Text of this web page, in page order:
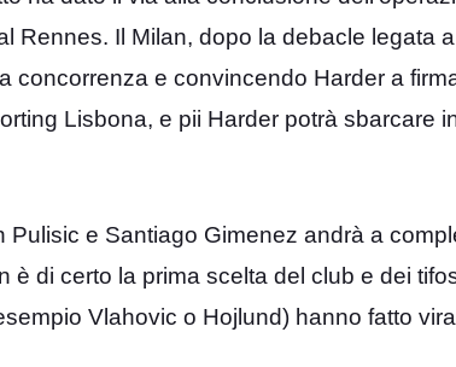
Rennes. Il Milan, dopo la debacle legata
concorrenza e convincendo Harder a
Lisbona, e pii Harder potrà sbarcare
Pulisic e Santiago Gimenez andrà a
è di certo la prima scelta del club e dei
Vlahovic o Hojlund) hanno fatto